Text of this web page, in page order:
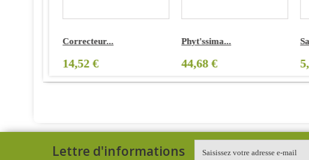
Correcteur...
14,52 €
Phyt'ssima...
44,68 €
Lettre d'informations